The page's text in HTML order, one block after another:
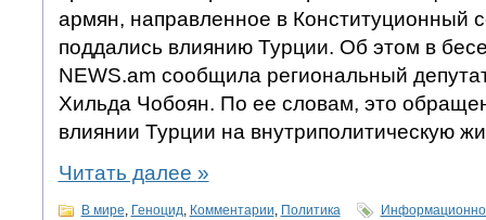
армян, направленное в Конституционный
поддались влиянию Турции. Об этом в
NEWS.am сообщила региональный
Хильда Чобоян. По ее словам, это
влиянии Турции на внутриполитическую
Читать далее »
В мире, Геноцид, Комментарии, Политика